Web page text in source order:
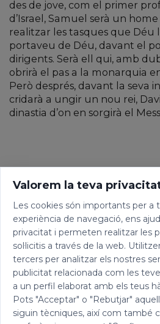
des de jove, com el primer
d’Israel, Samuel serà un
realitzar les tasques que Déu
portaveu de Déu, davant el
dirigents. Serà ell qui, amb
obrirà el pas a la monarquia
Però després, davant la seva
cridarà a ungir un nou rei,
dinastia d’on en sorgirà el
Valorem la teva
Les cookies són importants per a
experiència de navegació, ens
privacitat i permeten realitzar les
sol·licitis a través de la web.
tercers per analitzar els nostres
publicitat relacionada com les
a un perfil elaborat amb els teus
Pots "Acceptar" o "Rebutjar"
siguin tècniques, així com també